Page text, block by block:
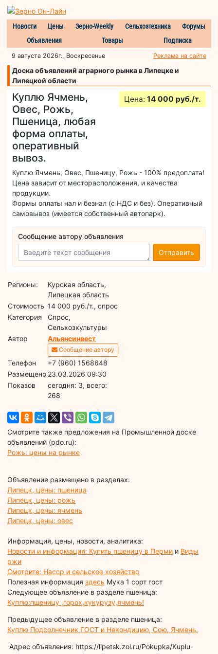
Новости Цены Зерно-Weekly Сельхозтехника
Форумы
Объявления
Товары Подписка
9 августа 2026г., Воскресенье Реклама на сайте
Доска объявлений аграрного рынка в Липецке и
Липецкой области
Куплю Ячмень,
Овес, Рожь,
Пшеница, любая
форма оплаты,
оперативный
вывоз.
Цена: 14 000 руб./т.
Куплю Ячмень, Овес, Пшеницу, Рожь - 100% предоплата!
Цена зависит от месторасположения, и качества
продукции.
Формы оплаты нал и безнал (с НДС и без). Оперативный
самовывоз (имеется собственный автопарк).
Сообщение автору объявления
Отправить
Регионы:
Курская область,
Липецкая область
Стоимость 14 000 руб./т., спрос
Категория
Спрос,
Сельхозкультуры
Автор
Альянсинвест
Сообщение автору
Телефон
+7 (960) 1568648
Размещено 23.03.2026 09:30
Показов
cегодня: 3, всего:
268
Смотрите также предложения на Промышленной доске
объявлений (pdo.ru):
Рожь: цены на рынке
Объявление размещено в разделах:
Липецк, цены: пшеница
Липецк, цены: рожь
Липецк, цены: ячмень
Липецк, цены: овес
Информация, цены, новости, аналитика:
Новости и информация: Купить пшеницу в Перми и Виды
ржи
Смотрите: Haccp и сельское хозяйство
Полезная информация здесь Мука 1 сорт гост
Следующее объявление в разделе пшеница:
Куплю:пшеницу ,горох,кукурузу,ячмень!
Предыдущее объявление в разделе пшеница:
Куплю Подсолнечник ГОСТ и Некондицию, Сою, Ячмень.
Адрес объявления: https://lipetsk.zol.ru/Pokupka/Kuplu-